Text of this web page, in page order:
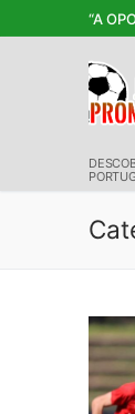
para
“A